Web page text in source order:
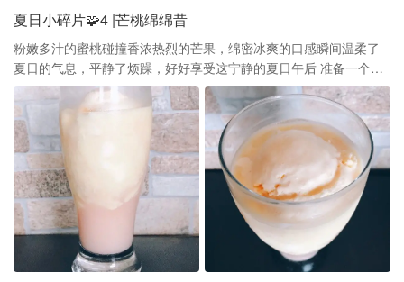
夏日小碎片🧩4 |芒桃绵绵昔
粉嫩多汁的蜜桃碰撞香浓热烈的芒果，绵密冰爽的口感瞬间温柔了
夏日的气息，平静了烦躁，好好享受这宁静的夏日午后 准备一个大
芒果、一个桃子、半根香蕉、一瓶安慕希酸奶、桃子果酱、冰块、
香草冰淇淋 将桃子削皮切块放入搅拌机，加入冰块、桃子果酱搅拌
均匀放入杯子打底，芒果削皮切块放入搅拌机、加入切块的半根香
蕉，倒入酸奶搅拌均匀沿杯壁倒入，最后加入一颗香草冰淇淋，酸
奶一瓶太多啦芒果层颜色太浅啦🤣，不过，香草冰淇淋跟芒果真的
很绝配，不要错过喔